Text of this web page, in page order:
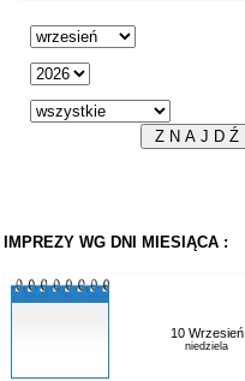
IMPREZY WG DNI MIESIĄCA :
10 Wrzesień
niedziela